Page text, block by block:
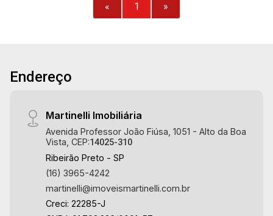
« 1 »
Endereço
Martinelli Imobiliária
Avenida Professor João Fiúsa, 1051 - Alto da Boa
Vista, CEP:14025-310
Ribeirão Preto - SP
(16) 3965-4242
martinelli@imoveismartinelli.com.br
Creci: 22285-J